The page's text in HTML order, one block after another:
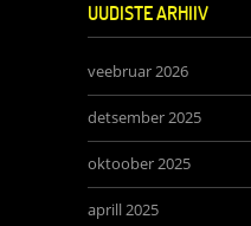
UUDISTE ARHIIV
veebruar 2026
detsember 2025
oktoober 2025
aprill 2025